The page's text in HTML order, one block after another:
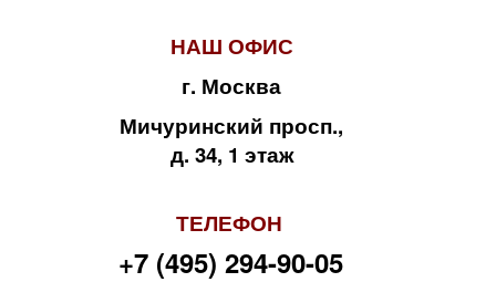
НАШ ОФИС
г. Москва
Мичуринский просп.,
д. 34, 1 этаж
ТЕЛЕФОН
+7 (495) 294-90-05